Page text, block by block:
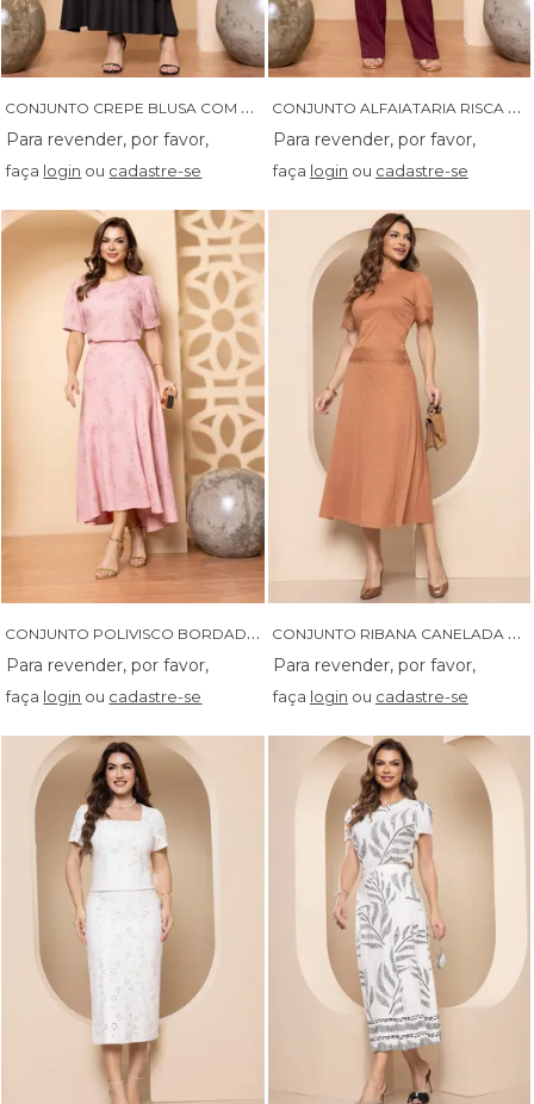
C
ONJUNTO CREPE BLUSA COM TOMAS E SAIA COM BABADOS - 04662
faça login ou cadastre-se
C
ONJUNTO ALFAIATARIA RISCA DE GIZ COLETE E CALCA - 04668
faça login ou cadastre-se
C
ONJUNTO POLIVISCO BORDADO COM SOBREPOSICAO NA SAIA - 04665
faça login ou cadastre-se
C
ONJUNTO RIBANA CANELADA COM DETALHES EM CHANTILLY NA BLUSA - 04660
faça login ou cadastre-se